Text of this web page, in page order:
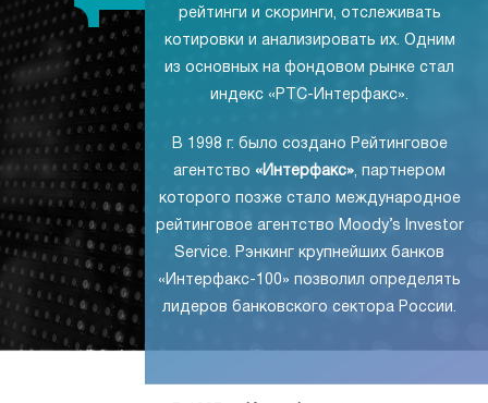
рейтинги и скоринги, отслеживать
котировки и анализировать их. Одним
из основных на фондовом рынке стал
индекс «РТС-Интерфакс».
В 1998 г. было создано Рейтинговое
агентство «Интерфакс», партнером
которого позже стало международное
рейтинговое агентство Moody’s Investor
Service. Рэнкинг крупнейших банков
«Интерфакс-100» позволил определять
лидеров банковского сектора России.